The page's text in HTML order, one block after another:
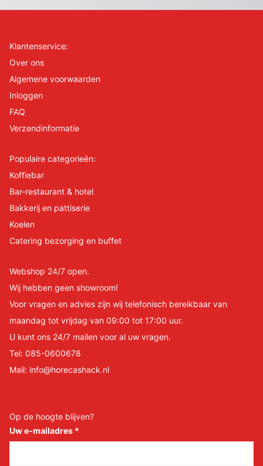
Klantenservice:
Over ons
Algemene voorwaarden
Inloggen
FAQ
Verzendinformatie
Populaire categorieën:
Koffiebar
Bar-restaurant & hotel
Bakkerij en pattiserie
Koelen
Catering bezorging en buffet
Webshop 24/7 open.
Wij hebben geen showroom!
Voor vragen en advies zijn wij telefonisch bereikbaar van
maandag tot vrijdag van 09:00 tot 17:00 uur.
U kunt ons 24/7 mailen voor al uw vragen.
Tel: 085-0600678
Mail: info@horecashack.nl
Op de hoogte blijven?
Uw e-mailadres *